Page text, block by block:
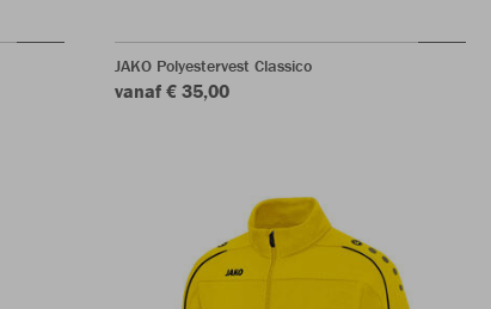
JAKO Polyestervest Classico
vanaf € 35,00